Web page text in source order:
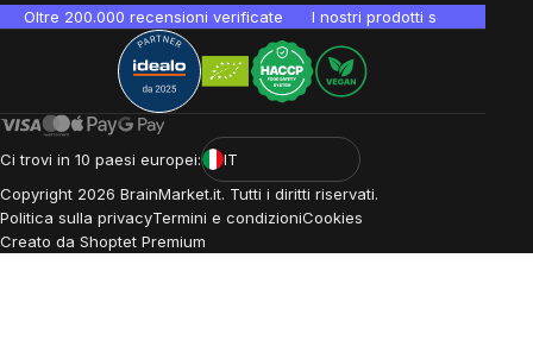
Oltre 200.000 recensioni verificate I nostri prodotti sono testati
Ci trovi in 10 paesi europei:
IT
Copyright 2026 BrainMarket.it. Tutti i diritti riservati.
Politica sulla privacyTermini e condizioniCookies
Creato da Shoptet Premium